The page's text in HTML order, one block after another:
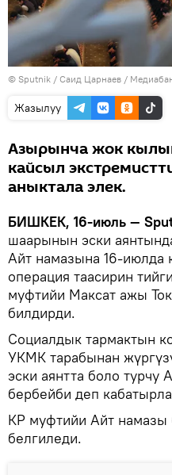
© Sputnik / Саид Царнаев /
Жазылуу
Азырынча жок
кайсыл
аныктала элек.
БИШКЕК, 16-июль —
шаарынын эски
Айт намазына 16-июлда
операция таасирин
муфтийи Максат ажы
билдирди.
Социалдык тармактын
УКМК тарабынан
эски аянтта боло турчу
бербейби деп
КР муфтийи Айт намазы
белгиледи.